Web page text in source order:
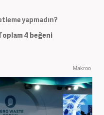
yapmadın?
4 beğeni
Makroo